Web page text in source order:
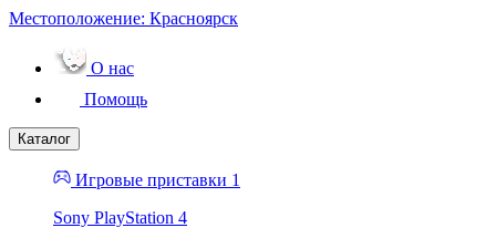
Местоположение: Красноярск
О нас
Помощь
Каталог
Игровые приставки 1
Sony PlayStation 4